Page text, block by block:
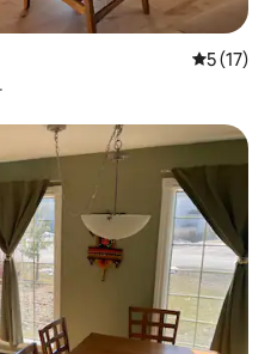
5 ud af 5
5 (17)